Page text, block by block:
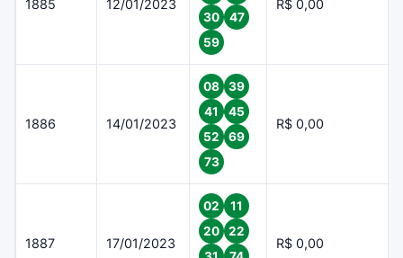
1885 12/01/2023
30
47
59
R$ 0,00
1886 14/01/2023
08
39
41
45
52
69
73
R$ 0,00
1887 17/01/2023
02
11
20
22
R$ 0,00